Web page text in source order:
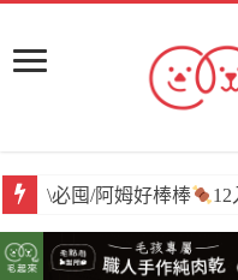
\必囤/阿姆好棒棒 12